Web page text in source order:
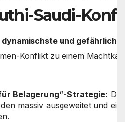
Saudi-
dynamischste und
Konflikt zu einem
Belagerung“-Strategie:
massiv ausgeweitet und